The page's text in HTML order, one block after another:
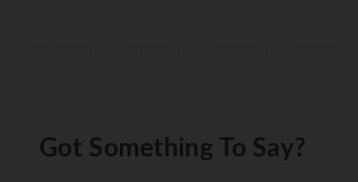
Got Something To Say?